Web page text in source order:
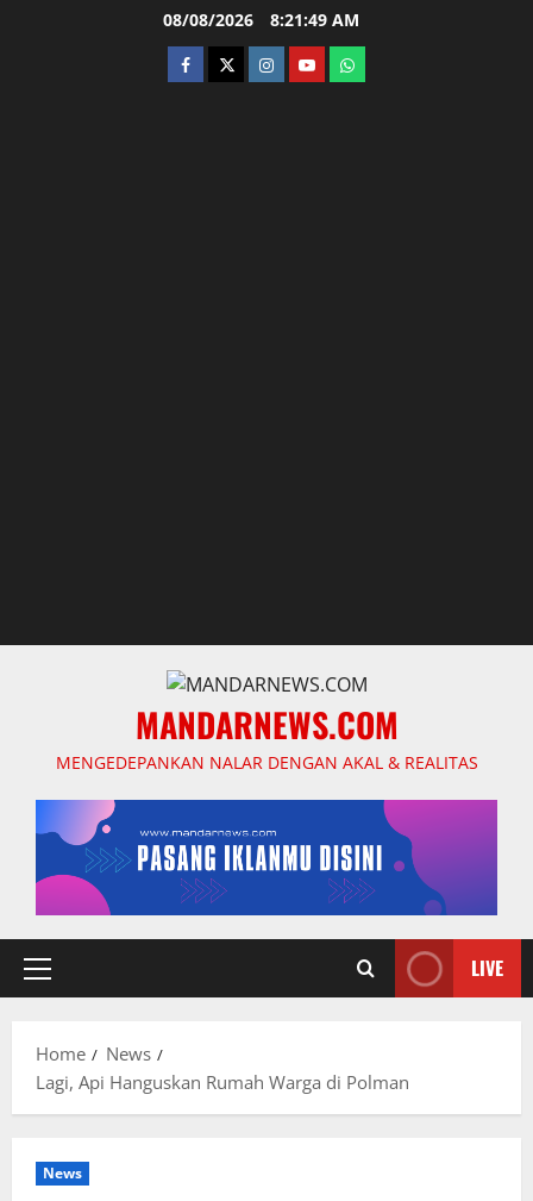
08/08/2026 8:21:50 AM
facebooktwitterinstagram.com
youtubewhatsapp
MANDARNEWS.COM
MENGEDEPANKAN NALAR DENGAN AKAL & REALITAS
Primary
LIVE
Home
News
Lagi, Api Hanguskan Rumah Warga di Polman
News